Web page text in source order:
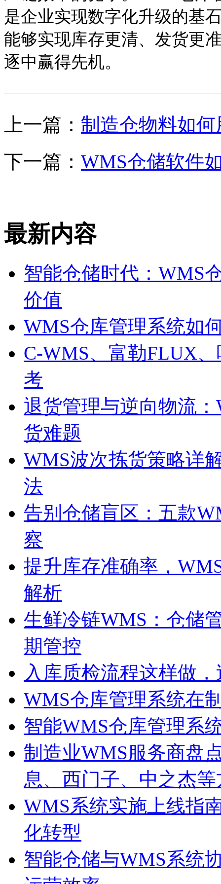
是企业实现数字化升级的基
能够实现库存更清、发货更
逐中赢得先机。
上一篇： 制造仓物料如
下一篇： WMS仓储软件
最新内容
智能仓储时代：WMS
价值
WMS仓库管理系统如
C-WMS、富勒FLUX
考
退货管理与逆向物流
货难题
WMS波次拣货策略详
法
告别仓储盲区：五款
察
提升库存准确率，
解析
生鲜冷链WMS：仓储
期管控
入库质检流程这样做
WMS仓库管理系统在
智能WMS仓库管理系
制造业WMS服务商盘
息、西门子、中之杰
WMS系统实施上线指
化转型
智能仓储与WMS系统